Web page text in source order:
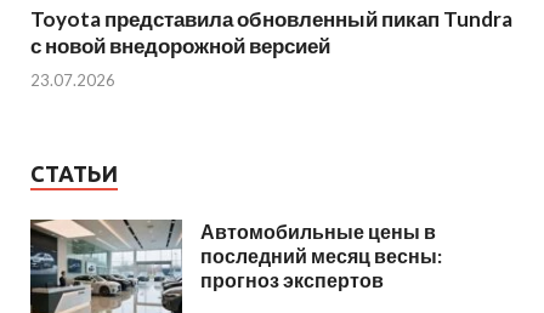
Toyota представила обновленный пикап Tundra
с новой внедорожной версией
23.07.2026
СТАТЬИ
Автомобильные цены в
последний месяц весны:
прогноз экспертов